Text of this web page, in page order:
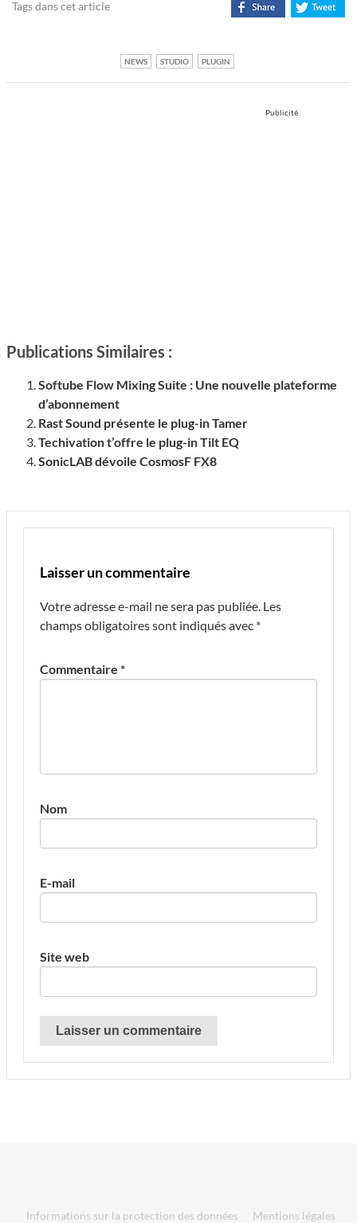
Tags dans cet article
NEWS STUDIO PLUGIN
Publicité
Publications Similaires :
Softube Flow Mixing Suite : Une nouvelle plateforme
d’abonnement
Rast Sound présente le plug-in Tamer
Techivation t’offre le plug-in Tilt EQ
SonicLAB dévoile CosmosF FX8
Laisser un commentaire
Votre adresse e-mail ne sera pas publiée. Les
champs obligatoires sont indiqués avec *
Commentaire *
Nom
E-mail
Site web
Informations sur la protection des données Mentions légales